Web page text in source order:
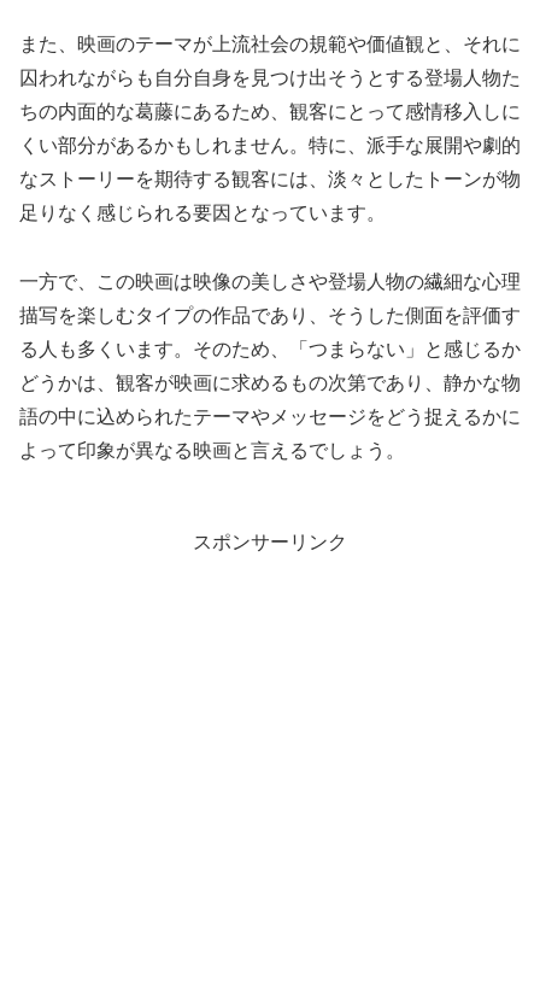
また、映画のテーマが上流社会の規範や価値観と、それに
囚われながらも自分自身を見つけ出そうとする登場人物た
ちの内面的な葛藤にあるため、観客にとって感情移入しに
くい部分があるかもしれません。特に、派手な展開や劇的
なストーリーを期待する観客には、淡々としたトーンが物
足りなく感じられる要因となっています。
一方で、この映画は映像の美しさや登場人物の繊細な心理
描写を楽しむタイプの作品であり、そうした側面を評価す
る人も多くいます。そのため、「つまらない」と感じるか
どうかは、観客が映画に求めるもの次第であり、静かな物
語の中に込められたテーマやメッセージをどう捉えるかに
よって印象が異なる映画と言えるでしょう。
スポンサーリンク